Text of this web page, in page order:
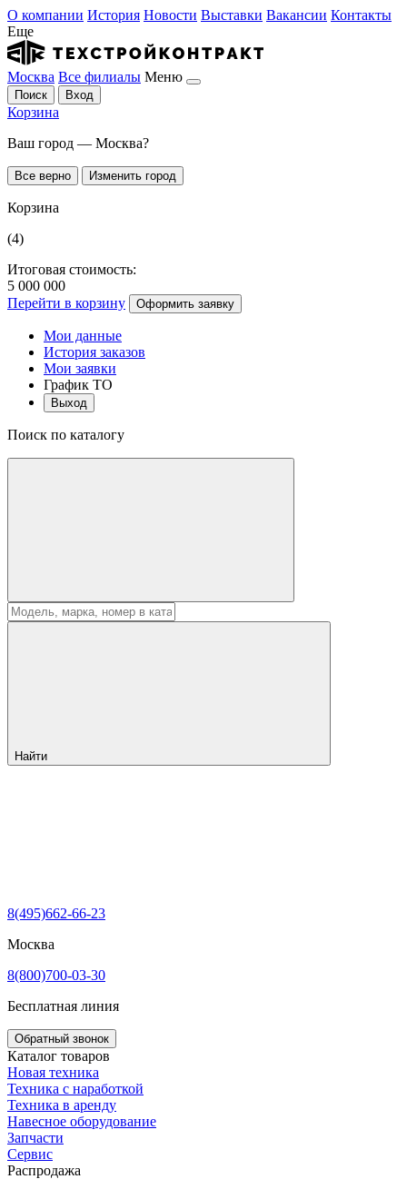
О компании История Новости Выставки Вакансии Контакты
Еще
Москва Все филиалы Меню
Поиск Вход
Корзина
Ваш город — Москва?
Все верно Изменить город
Корзина
(4)
Итоговая стоимость:
5 000 000
Перейти в корзину
Оформить заявку
Мои данные
История заказов
Мои заявки
График ТО
Выход
Поиск по каталогу
Найти
8(495)662-66-23
Москва
8(800)700-03-30
Бесплатная линия
Обратный звонок
Каталог товаров
Новая техника
Техника с наработкой
Техника в аренду
Навесное оборудование
Запчасти
Сервис
Распродажа